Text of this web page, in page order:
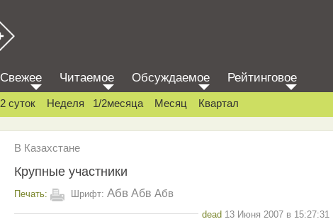
Свежее Читаемое Обсуждаемое Рейтинговое
2 суток Неделя 1/2месяца Месяц Квартал
В Казахстане
Крупные участники
Печать: Шрифт: Абв Абв Абв
dead 13 Июня 2007 в 15:27:31